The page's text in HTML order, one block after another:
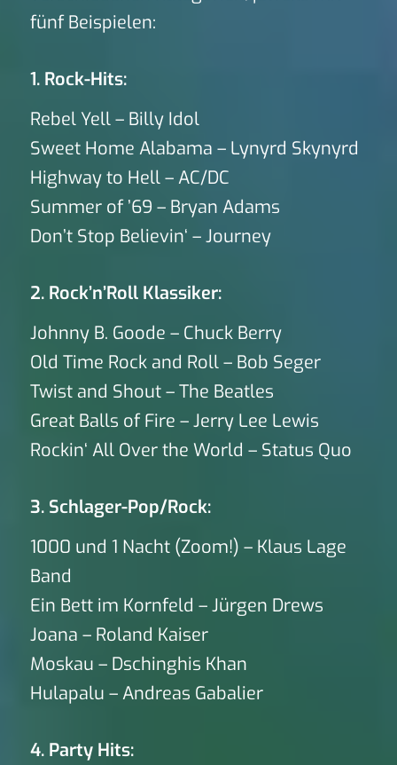
fünf Beispielen:
1. Rock-Hits:
Rebel Yell – Billy Idol
Sweet Home Alabama – Lynyrd Skynyrd
Highway to Hell – AC/DC
Summer of ’69 – Bryan Adams
Don’t Stop Believin‘ – Journey
2. Rock’n’Roll Klassiker:
Johnny B. Goode – Chuck Berry
Old Time Rock and Roll – Bob Seger
Twist and Shout – The Beatles
Great Balls of Fire – Jerry Lee Lewis
Rockin‘ All Over the World – Status Quo
3. Schlager-Pop/Rock:
1000 und 1 Nacht (Zoom!) – Klaus Lage
Band
Ein Bett im Kornfeld – Jürgen Drews
Joana – Roland Kaiser
Moskau – Dschinghis Khan
Hulapalu – Andreas Gabalier
4. Party Hits: